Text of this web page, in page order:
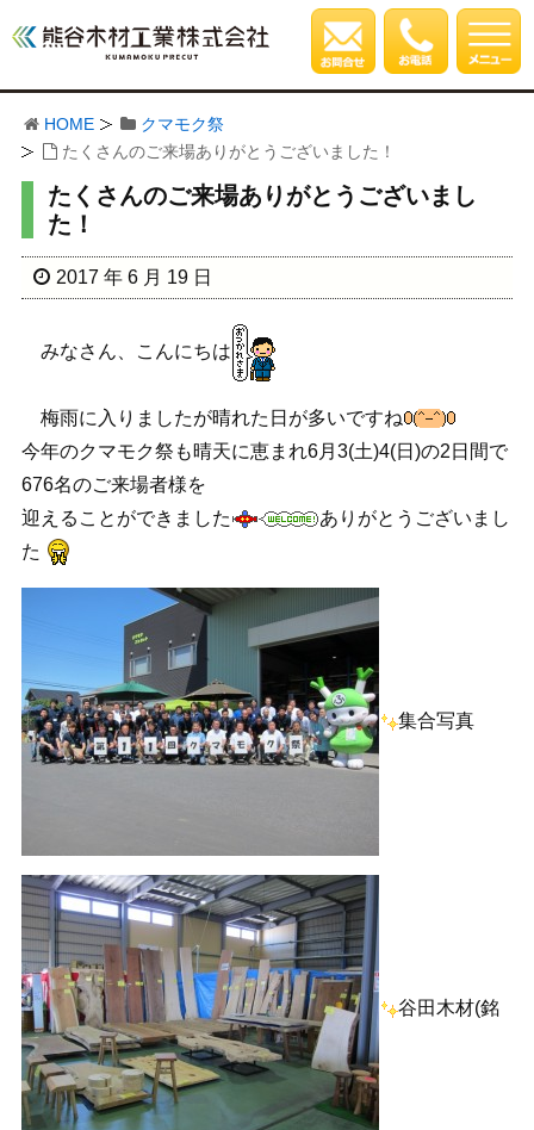
HOME
クマモク祭
たくさんのご来場ありがとうございました！
たくさんのご来場ありがとうございまし
た！
2017 年 6 月 19 日
みなさん、こんにちは
梅雨に入りましたが晴れた日が多いですね
今年のクマモク祭も晴天に恵まれ6月3(土)4(日)の2日間で
676名のご来場者様を
迎えることができました
ありがとうございまし
た
集合写真
谷田木材(銘